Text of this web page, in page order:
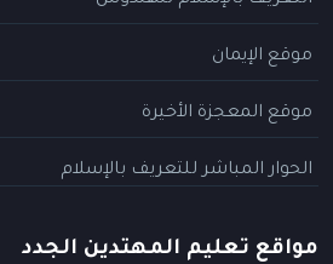
موقع الإيمان
موقع المعجزة الأخيرة
الحوار المباشر للتعريف بالإسلام
مواقع تعليم المهتدين الجدد